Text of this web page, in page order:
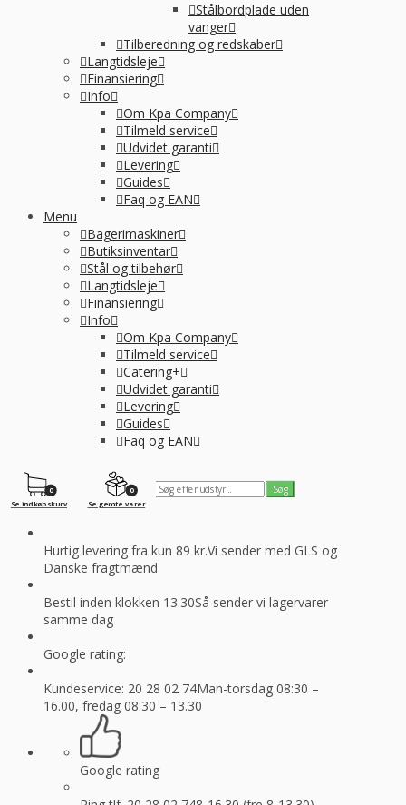
Stålbordplade uden
vanger
Tilberedning og redskaber
Langtidsleje
Finansiering
Info
Om Kpa Company
Tilmeld service
Udvidet garanti
Levering
Guides
Faq og EAN
Menu
Bagerimaskiner
Butiksinventar
Stål og tilbehør
Langtidsleje
Finansiering
Info
Om Kpa Company
Tilmeld service
Catering+
Udvidet garanti
Levering
Guides
Faq og EAN
0
Se gemte varer
0
Se indkøbskurv
Hurtig levering fra kun 89 kr.Vi sender med GLS og
Danske fragtmænd
Bestil inden klokken 13.30Så sender vi lagervarer
samme dag
Google rating:
Kundeservice: 20 28 02 74Man-torsdag 08:30 –
16.00, fredag 08:30 – 13.30
Google rating